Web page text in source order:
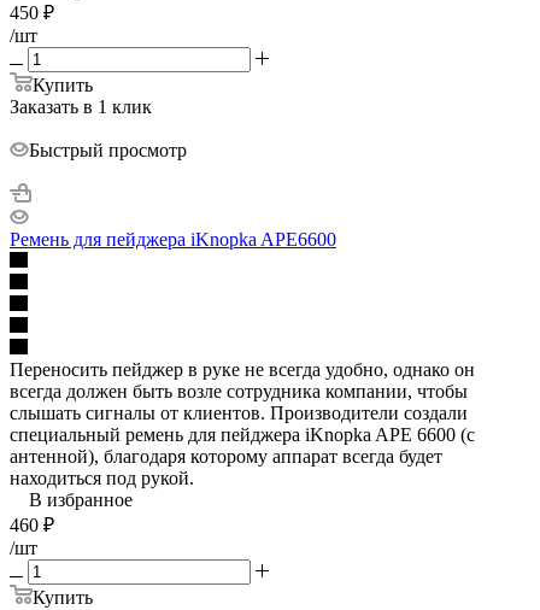
450 ₽
/шт
Купить
Заказать в 1 клик
Быстрый просмотр
Ремень для пейджера iKnopka APE6600
Переносить пейджер в руке не всегда удобно, однако он
всегда должен быть возле сотрудника компании, чтобы
слышать сигналы от клиентов. Производители создали
специальный ремень для пейджера iKnopka APE 6600 (с
антенной), благодаря которому аппарат всегда будет
находиться под рукой.
В избранное
460 ₽
/шт
Купить